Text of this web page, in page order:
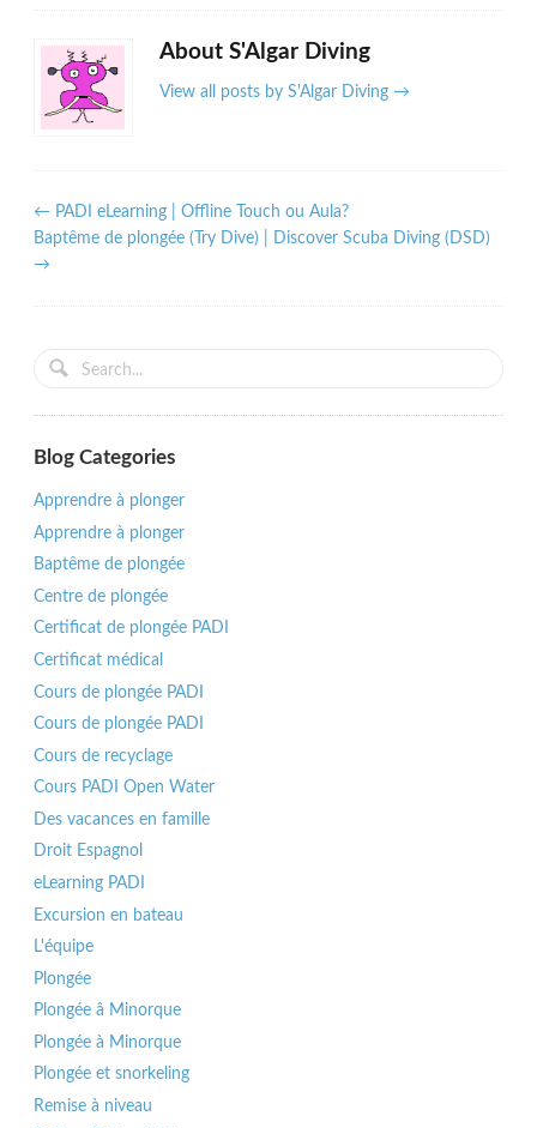
About S'Algar Diving
View all posts by S'Algar Diving→
← PADI eLearning | Offline Touch ou Aula?
Baptême de plongée (Try Dive) | Discover Scuba Diving (DSD)
→
Blog Categories
Apprendre à plonger
Apprendre à plonger
Baptême de plongée
Centre de plongée
Certificat de plongée PADI
Certificat médical
Cours de plongée PADI
Cours de plongée PADI
Cours de recyclage
Cours PADI Open Water
Des vacances en famille
Droit Espagnol
eLearning PADI
Excursion en bateau
L'équipe
Plongée
Plongée â Minorque
Plongée à Minorque
Plongée et snorkeling
Remise à niveau